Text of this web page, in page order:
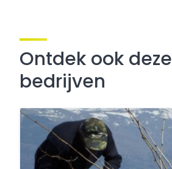
Ontdek ook deze
bedrijven